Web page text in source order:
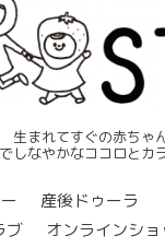
生まれてすぐの赤ちゃ
しなやかなココロとカ
産後ドゥーラ
ブ
オンラインショ